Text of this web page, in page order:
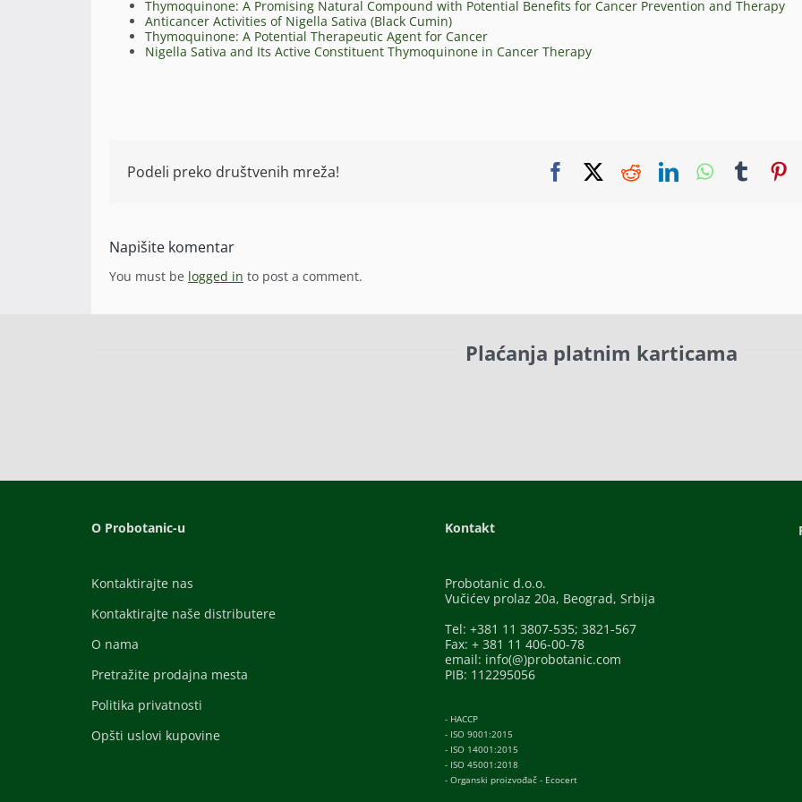
Thymoquinone: A Promising Natural Compound with Potential Benefits for Cancer Prevention and Therapy
Anticancer Activities of Nigella Sativa (Black Cumin)
Thymoquinone: A Potential Therapeutic Agent for Cancer
Nigella Sativa and Its Active Constituent Thymoquinone in Cancer Therapy
Podeli preko društvenih mreža! FacebookRedditLinkedInWhatsApp
Napišite komentar
You must be logged in to post a comment.
Plaćanja platnim karticama
O Probotanic-u
Kontaktirajte nas
Kontaktirajte naše distributere
O nama
Pretražite prodajna mesta
Politika privatnosti
Opšti uslovi kupovine
Kontakt
Probotanic d.o.o.
Vučićev prolaz 20a, Beograd, Srbija
Tel: +381 11 3807-535; 3821-567
Fax: + 381 11 406-00-78
email: info(@)probotanic.com
PIB: 112295056
- HACCP
- ISO 9001:2015
- ISO 14001:2015
- ISO 45001:2018
- Organski proizvođač - Ecocert